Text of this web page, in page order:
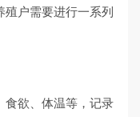
殖户需要进行一系列
食欲、体温等，记录